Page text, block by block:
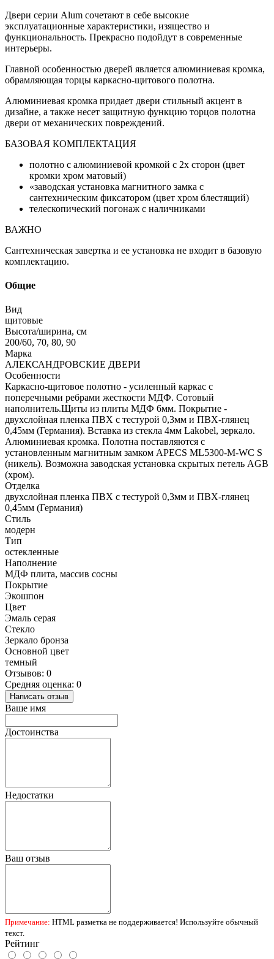
Двери серии Alum сочетают в себе высокие
эксплуатационные характеристики, изящество и
функциональность. Прекрасно подойдут в современные
интерьеры.
Главной особенностью дверей является алюминиевая кромка,
обрамляющая торцы каркасно-щитового полотна.
Алюминиевая кромка придает двери стильный акцент в
дизайне, а также несет защитную функцию торцов полотна
двери от механических повреждений.
БАЗОВАЯ КОМПЛЕКТАЦИЯ
полотно с алюминиевой кромкой с 2х сторон (цвет
кромки хром матовый)
«заводская установка магнитного замка с
сантехническим фиксатором (цвет хром блестящий)
телескопический погонаж с наличниками
ВАЖНО
Сантехническая завертка и ее установка не входит в базовую
комплектацию.
Общие
Вид
щитовые
Высота/ширина, см
200/60, 70, 80, 90
Марка
АЛЕКСАНДРОВСКИЕ ДВЕРИ
Особенности
Каркасно-щитовое полотно - усиленный каркас с
поперечными ребрами жесткости МДФ. Сотовый
наполнитель.Щиты из плиты МДФ 6мм. Покрытие -
двухслойная пленка ПВХ с тестурой 0,3мм и ПВХ-глянец
0,45мм (Германия). Вставка из стекла 4мм Lakobel, зеркало.
Алюминиевая кромка. Полотна поставляются с
установленным магнитным замком APECS ML5300-M-WC S
(никель). Возможна заводская установка скрытых петель AGB
(хром).
Отделка
двухслойная пленка ПВХ с тестурой 0,3мм и ПВХ-глянец
0,45мм (Германия)
Стиль
модерн
Тип
остекленные
Наполнение
МДФ плита, массив сосны
Покрытие
Экошпон
Цвет
Эмаль серая
Стекло
Зеркало бронза
Основной цвет
темный
Отзывов: 0
Средняя оценка: 0
Написать отзыв
Ваше имя
Достоинства
Недостатки
Ваш отзыв
Примечание: HTML разметка не поддерживается! Используйте обычный
текст.
Рейтинг